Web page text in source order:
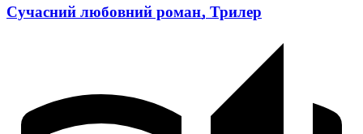
Сучасний любовний роман, Трилер